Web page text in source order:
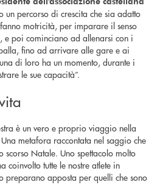
percorso di crescita che sia adatto
motricità, per imparare il senso
e poi cominciano ad allenarsi con i
fino ad arrivare alle gare e ai
di loro ha un momento, durante i
le sue capacità”.
è un vero e proprio viaggio nella
metafora raccontata nel saggio che
Natale. Uno spettacolo molto
coinvolto tutte le nostre atlete in
preparano apposta per quelli che sono